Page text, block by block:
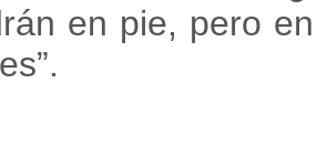
en pie, pero